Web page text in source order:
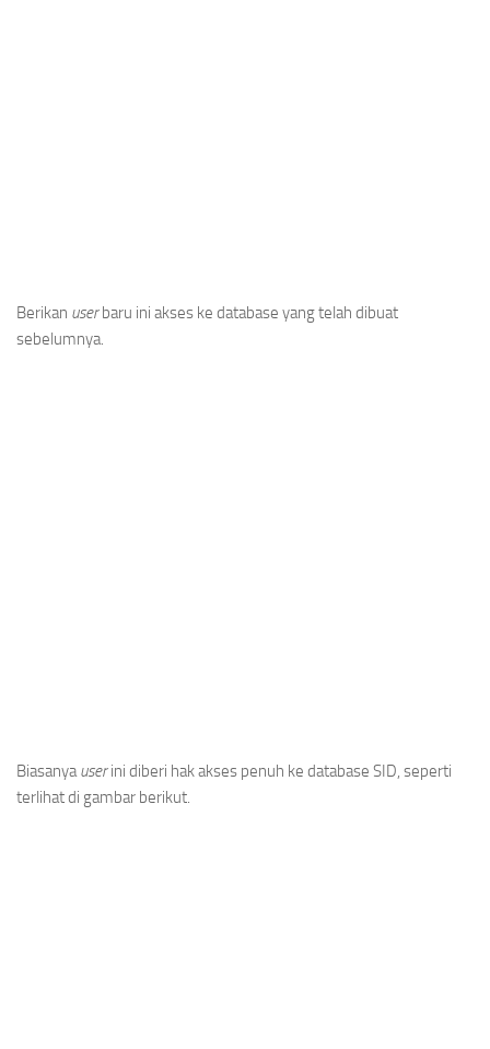
Berikan userbaru ini akses ke database yang telah dibuat
sebelumnya.
Biasanyauserini diberi hak akses penuh ke database SID, seperti
terlihat di gambar berikut.